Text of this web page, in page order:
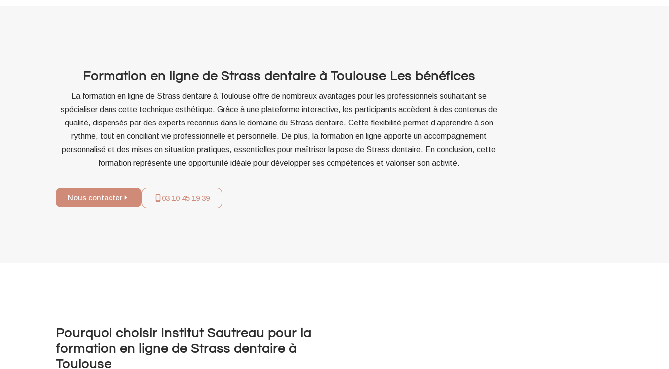
Formation en ligne de Strass dentaire à Toulouse Les bénéfices
La formation en ligne de Strass dentaire à Toulouse offre de nombreux avantages pour les professionnels souhaitant se
spécialiser dans cette technique esthétique. Grâce à une plateforme interactive, les participants accèdent à des contenus de
qualité, dispensés par des experts reconnus dans le domaine du Strass dentaire. Cette flexibilité permet d’apprendre à son
rythme, tout en conciliant vie professionnelle et personnelle. De plus, la formation en ligne apporte un accompagnement
personnalisé et des mises en situation pratiques, essentielles pour maîtriser la pose de Strass dentaire. En conclusion, cette
formation représente une opportunité idéale pour développer ses compétences et valoriser son activité.
Nous contacter 03 10 45 19 39
Pourquoi choisir Institut Sautreau pour la
formation en ligne de Strass dentaire à
Toulouse